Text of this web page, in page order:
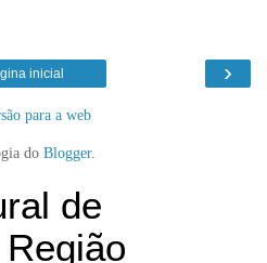
›
inicial
para a web
do Blogger.
de